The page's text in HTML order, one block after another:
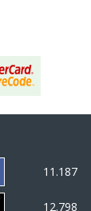
11.187
12.798